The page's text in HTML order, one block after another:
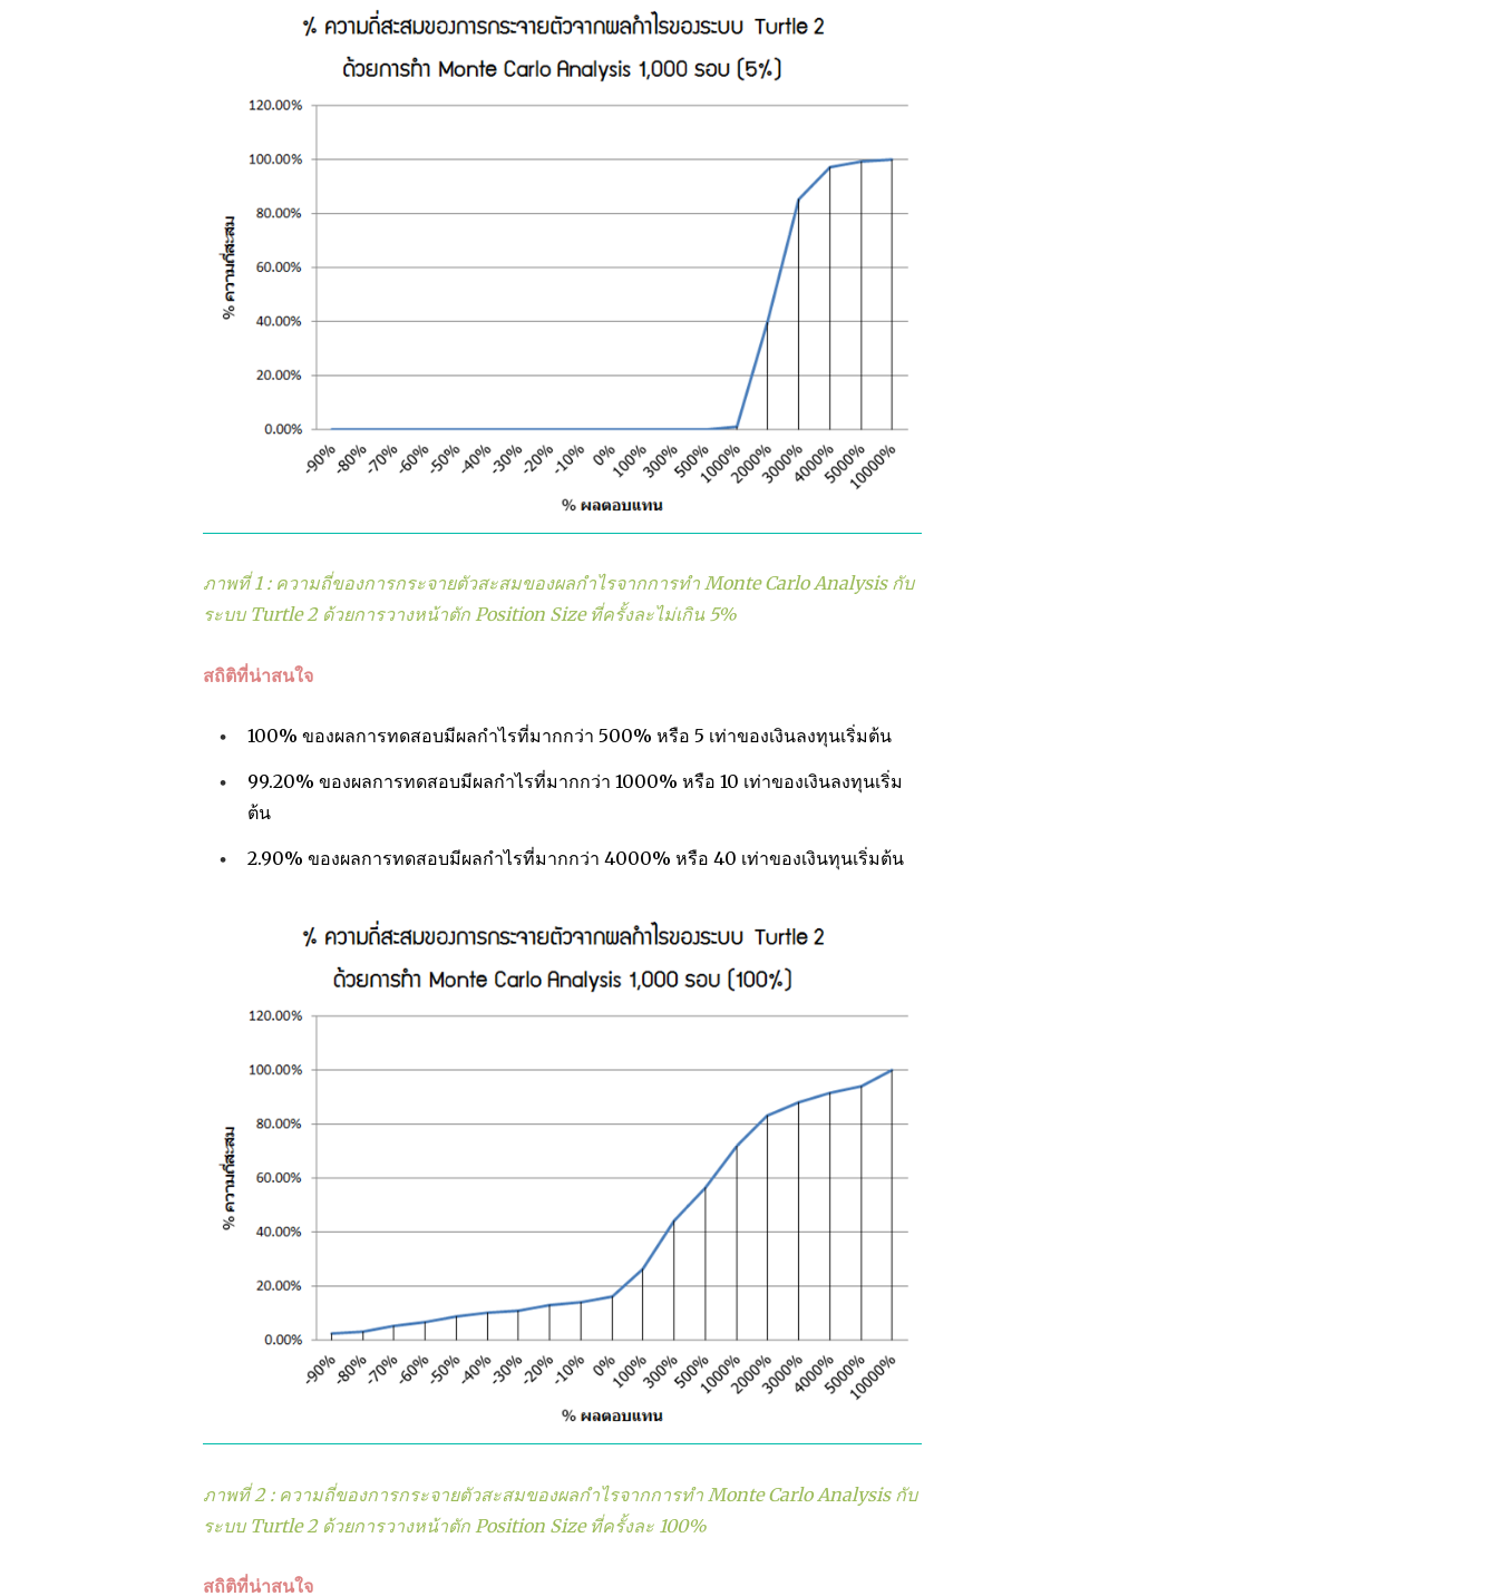
ภาพที่ 1 : ความถี่ของการกระจายตัวสะสมของผลกำไรจากการทำ Monte Carlo Analysis กับ
ระบบ Turtle 2 ด้วยการวางหน้าตัก Position Size ที่ครั้งละไม่เกิน 5%
สถิติที่น่าสนใจ
100% ของผลการทดสอบมีผลกำไรที่มากกว่า 500% หรือ 5 เท่าของเงินลงทุนเริ่มต้น
99.20% ของผลการทดสอบมีผลกำไรที่มากกว่า 1000% หรือ 10 เท่าของเงินลงทุนเริ่ม
ต้น
2.90% ของผลการทดสอบมีผลกำไรที่มากกว่า 4000% หรือ 40 เท่าของเงินทุนเริ่มต้น
ภาพที่ 2 : ความถี่ของการกระจายตัวสะสมของผลกำไรจากการทำ Monte Carlo Analysis กับ
ระบบ Turtle 2 ด้วยการวางหน้าตัก Position Size ที่ครั้งละ 100%
สถิติที่น่าสนใจ